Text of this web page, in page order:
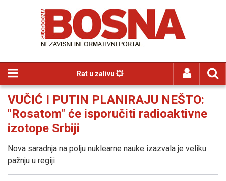
Rat u zalivu 💥
VUČIĆ I PUTIN PLANIRAJU NEŠTO:
"Rosatom" će isporučiti radioaktivne
izotope Srbiji
Nova saradnja na polju nuklearne nauke izazvala je veliku
pažnju u regiji